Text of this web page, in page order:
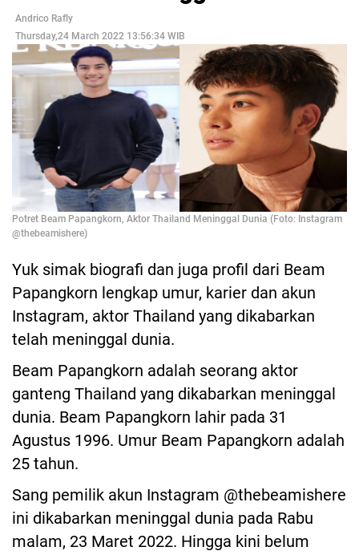
Andrico Rafly
Thursday,24 March 2022 13:56:34 WIB
Potret Beam Papangkorn, Aktor Thailand Meninggal Dunia (Foto: Instagram
@thebeamishere)
Yuk simak biografi dan juga profil dari Beam
Papangkorn lengkap umur, karier dan akun
Instagram, aktor Thailand yang dikabarkan
telah meninggal dunia.
Beam Papangkorn adalah seorang aktor
ganteng Thailand yang dikabarkan meninggal
dunia. Beam Papangkorn lahir pada 31
Agustus 1996. Umur Beam Papangkorn adalah
25 tahun.
Sang pemilik akun Instagram @thebeamishere
ini dikabarkan meninggal dunia pada Rabu
malam, 23 Maret 2022. Hingga kini belum